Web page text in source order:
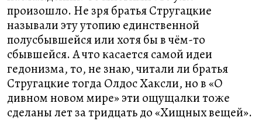
произошло. Не зря братья Стругацкие
называли эту утопию единственной
полусбывшейся или хотя бы в чём-то
сбывшейся. А что касается самой идеи
гедонизма, то, не знаю, читали ли братья
Стругацкие тогда Олдос Хаксли, но в «О
дивном новом мире» эти ощущалки тоже
сделаны лет за тридцать до «Хищных вещей».